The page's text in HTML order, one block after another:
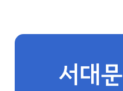
서대문